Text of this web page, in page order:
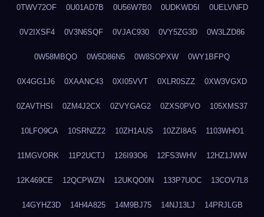
0TWV72OF 0U01AD7B 0U56W7B0 0UDKWD5I 0UELVNFD
0V2IXSF4 0V3N6SQF 0VJAC930 0VY5ZG3D 0W3LZD86
0W58MBQO 0W5D86N5 0W8SOPXW 0WY1BFPQ
0X4GG1J6 0XAANC43 0XI05VVT 0XLR0SZZ 0XW3VGXD
0ZAVTHSI 0ZM4J2CX 0ZVYGAG2 0ZXS0PVO 105XMS37
10LFO9CA 10SRNZZ2 10ZH1AUS 10ZZI8A5 1103WHO1
11MGVORK 11P2UCTJ 126I93O6 12FS3WHV 12HZ1JWW
12K469CE 12QCPWZN 12UKQO0N 133P7UOC 13COV7L8
14GYHZ3D 14H4A825 14M9BJ75 14NJ13LJ 14PRJLGB